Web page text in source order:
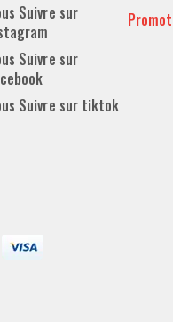
Suivre sur
Suivre sur
Suivre sur tiktok